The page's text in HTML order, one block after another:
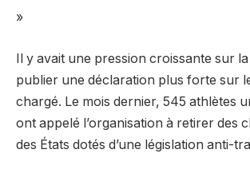
»
Il y avait une pression croissante sur
publier une déclaration plus forte sur
chargé. Le mois dernier, 545 athlètes
ont appelé l’organisation à retirer des
des États dotés d’une législation anti-